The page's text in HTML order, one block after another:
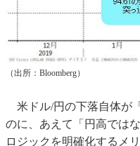
（出所：Bloomberg）
米ドル/円の下落自体が
のに、あえて「円高では
ロジックを明確化するメ